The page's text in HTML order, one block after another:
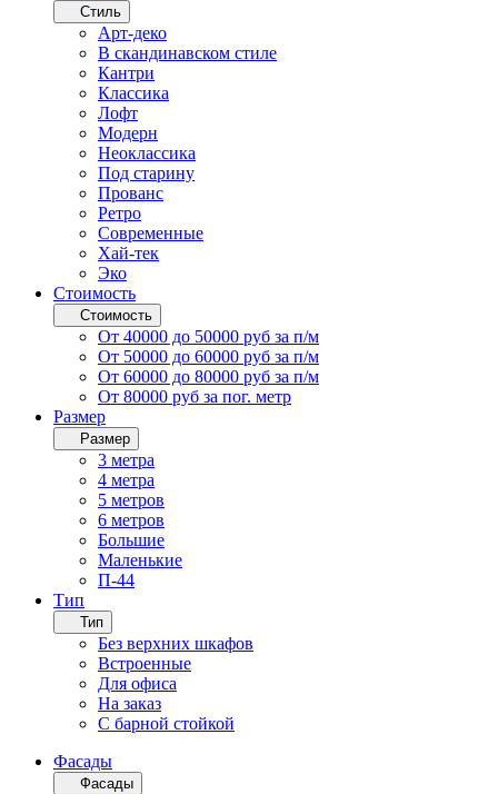
Стиль
Арт-деко
В скандинавском стиле
Кантри
Классика
Лофт
Модерн
Неоклассика
Под старину
Прованс
Ретро
Современные
Хай-тек
Эко
Стоимость
Стоимость
От 40000 до 50000 руб за п/м
От 50000 до 60000 руб за п/м
От 60000 до 80000 руб за п/м
От 80000 руб за пог. метр
Размер
Размер
3 метра
4 метра
5 метров
6 метров
Большие
Маленькие
П-44
Тип
Тип
Без верхних шкафов
Встроенные
Для офиса
На заказ
С барной стойкой
Фасады
Фасады